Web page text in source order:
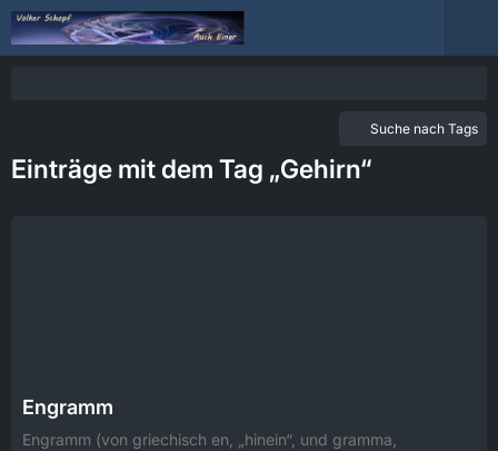
Suche nach Tags
Einträge mit dem Tag „Gehirn“
Engramm
Engramm (von griechisch en, „hinein“, und gramma,